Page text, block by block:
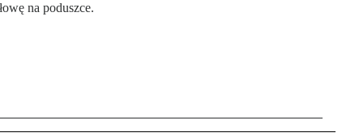
na poduszce.